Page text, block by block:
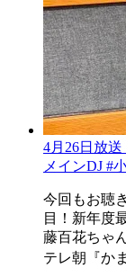
4月26日放
メインDJ #
今回もお聴
目！新年度
藤百花ちゃ
テレ朝『か